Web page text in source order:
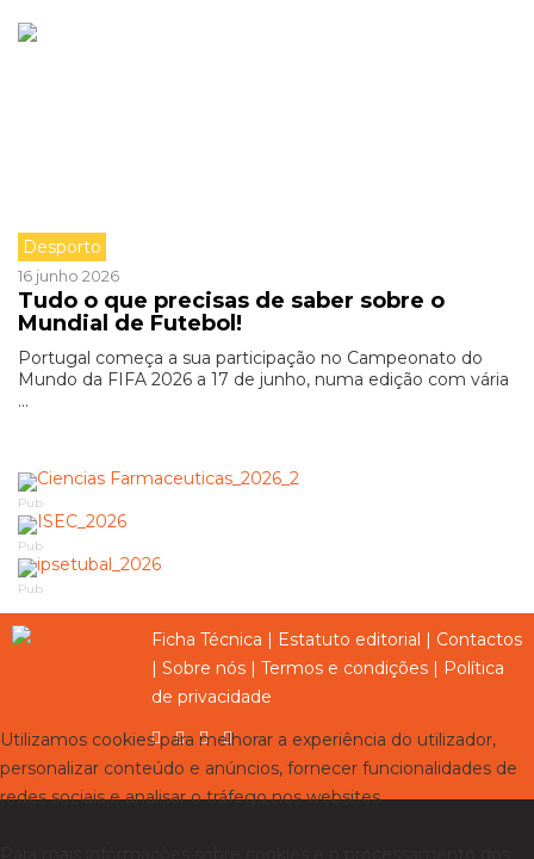
Desporto
16 junho 2026
Tudo o que precisas de saber sobre o
Mundial de Futebol!
Portugal começa a sua participação no Campeonato do
Mundo da FIFA 2026 a 17 de junho, numa edição com vária
...
Pub
Pub
Pub
Ficha Técnica | Estatuto editorial | Contactos
| Sobre nós | Termos e condições | Política
de privacidade
Utilizamos cookies para melhorar a experiência do utilizador,
personalizar conteúdo e anúncios, fornecer funcionalidades de
redes sociais e analisar o tráfego nos websites.